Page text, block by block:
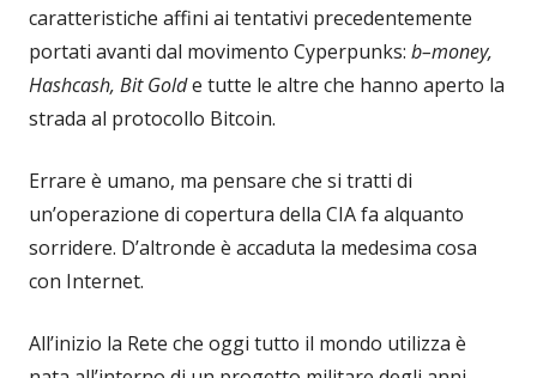
caratteristiche affini ai tentativi precedentemente
portati avanti dal movimento Cyperpunks: b–money,
Hashcash, Bit Golde tutte le altre che hanno aperto la
strada al protocollo Bitcoin.
Errare è umano, ma pensare che si tratti di
un’operazione di copertura della CIA fa alquanto
sorridere. D’altronde è accaduta la medesima cosa
con Internet.
All’inizio la Rete che oggi tutto il mondo utilizza è